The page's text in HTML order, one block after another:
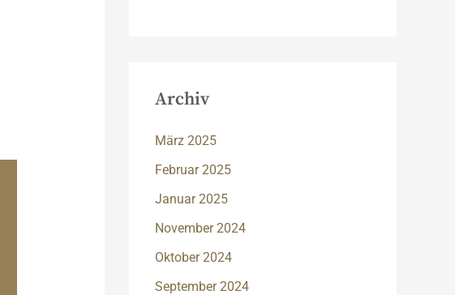
Archiv
März 2025
Februar 2025
Januar 2025
November 2024
Oktober 2024
September 2024